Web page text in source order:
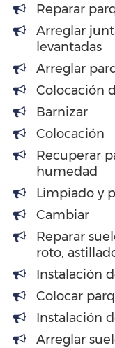
Reparar
Arreglar
levantadas
Arreglar
Colocación
Barnizar
Colocación
Recuperar
humedad
Limpiado y
Cambiar
Reparar
roto,
Instalación
Colocar
Instalación
Arreglar